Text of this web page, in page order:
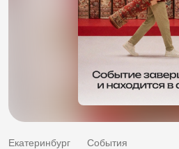
Екатеринбург События